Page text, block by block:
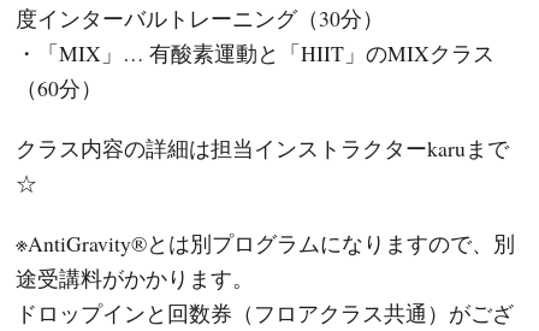
度インターバルトレーニング（30分）
・「MIX」… 有酸素運動と「HIIT」のMIXクラス
（60分）
クラス内容の詳細は担当インストラクターkaruまで
☆
※AntiGravity®とは別プログラムになりますので、別
途受講料がかかります。
ドロップインと回数券（フロアクラス共通）がござ